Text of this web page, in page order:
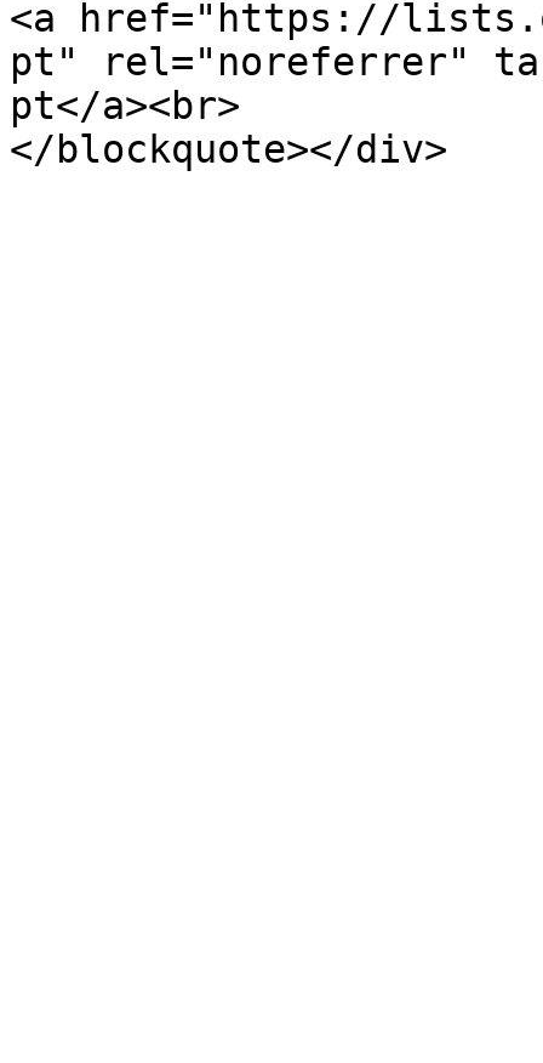
<a href="https://
pt" rel="noreferrer"
pt</a><br>
</blockquote></div>